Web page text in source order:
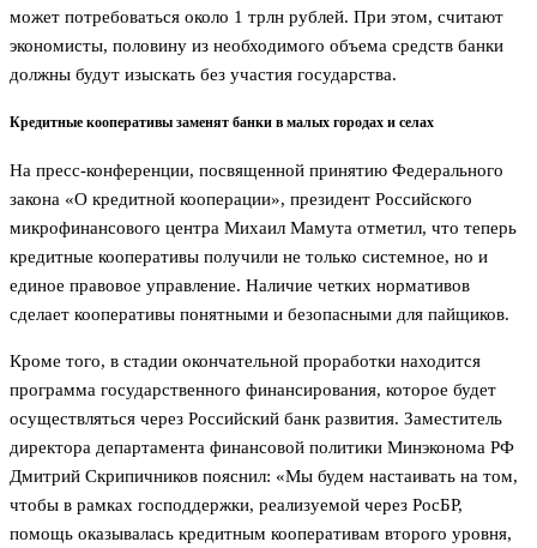
может потребоваться около 1 трлн рублей. При этом, считают
экономисты, половину из необходимого объема средств банки
должны будут изыскать без участия государства.
Кредитные кооперативы заменят банки в малых городах и селах
На пресс-конференции, посвященной принятию Федерального
закона «О кредитной кооперации», президент Российского
микрофинансового центра Михаил Мамута отметил, что теперь
кредитные кооперативы получили не только системное, но и
единое правовое управление. Наличие четких нормативов
сделает кооперативы понятными и безопасными для пайщиков.
Кроме того, в стадии окончательной проработки находится
программа государственного финансирования, которое будет
осуществляться через Российский банк развития. Заместитель
директора департамента финансовой политики Минэконома РФ
Дмитрий Скрипичников пояснил: «Мы будем настаивать на том,
чтобы в рамках господдержки, реализуемой через РосБР,
помощь оказывалась кредитным кооперативам второго уровня,